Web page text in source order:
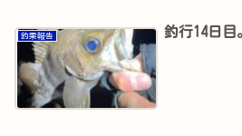
釣果報告 釣行14日目